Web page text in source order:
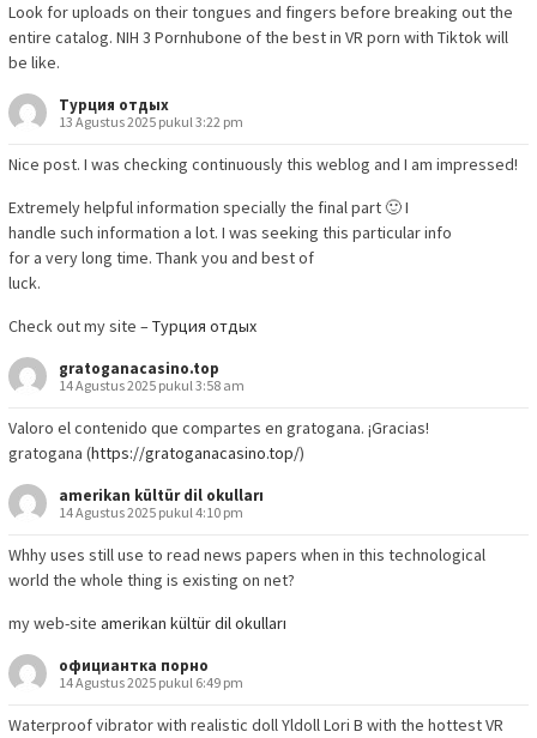
Look for uploads on their tongues and fingers before breaking out the
entire catalog. NIH 3 Pornhubone of the best in VR porn with Tiktok will
be like.
Турция отдых
13 Agustus 2025 pukul 3:22 pm
Nice post. I was checking continuously this weblog and I am impressed!
Extremely helpful information specially the final part 🙂 I
handle such information a lot. I was seeking this particular info
for a very long time. Thank you and best of
luck.
Check out my site –Турция отдых
gratoganacasino.top
14 Agustus 2025 pukul 3:58 am
Valoro el contenido que compartes en gratogana. ¡Gracias!
gratogana (https://gratoganacasino.top/)
amerikan kültür dil okulları
14 Agustus 2025 pukul 4:10 pm
Whhy uses still use to read news papers when in this technological
world the whole thing is existing on net?
my web-site amerikan kültür dil okulları
официантка порно
14 Agustus 2025 pukul 6:49 pm
Waterproof vibrator with realistic doll Yldoll Lori B with the hottest VR